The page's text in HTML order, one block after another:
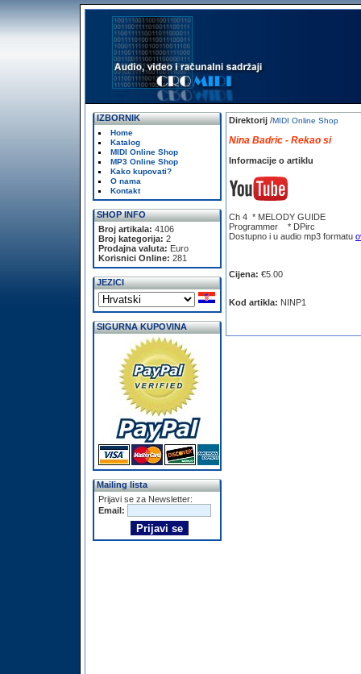
IZBORNIK
Home
Katalog
MIDI Online Shop
MP3 Online Shop
Kako kupovati?
O nama
Kontakt
SHOP INFO
Broj artikala: 4106
Broj kategorija: 2
Prodajna valuta: Euro
Korisnici Online: 281
JEZICI
SIGURNA KUPOVINA
Mailing lista
Prijavi se za Newsletter:
Email:
Direktorij /MIDI Online Shop
Nina Badric - Rekao si
Informacije o artiklu
Ch 4 * MELODY GUIDE
Programmer * DPirc
Dostupno i u audio mp3 formatu
Cijena: €5.00
Kod artikla: NINP1